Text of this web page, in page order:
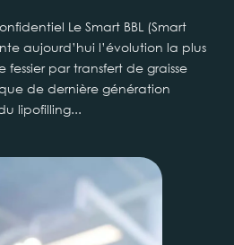
Le Smart BBL (Smart
aujourd’hui l’évolution la plus
par transfert de graisse
de dernière génération
lipofilling...